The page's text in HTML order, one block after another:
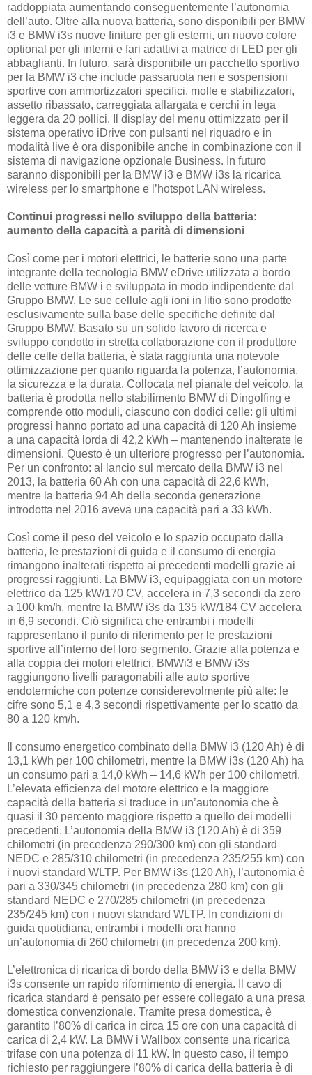
raddoppiata aumentando conseguentemente l’autonomia
dell’auto. Oltre alla nuova batteria, sono disponibili per BMW
i3 e BMW i3s nuove finiture per gli esterni, un nuovo colore
optional per gli interni e fari adattivi a matrice di LED per gli
abbaglianti. In futuro, sarà disponibile un pacchetto sportivo
per la BMW i3 che include passaruota neri e sospensioni
sportive con ammortizzatori specifici, molle e stabilizzatori,
assetto ribassato, carreggiata allargata e cerchi in lega
leggera da 20 pollici. Il display del menu ottimizzato per il
sistema operativo iDrive con pulsanti nel riquadro e in
modalità live è ora disponibile anche in combinazione con il
sistema di navigazione opzionale Business. In futuro
saranno disponibili per la BMW i3 e BMW i3s la ricarica
wireless per lo smartphone e l’hotspot LAN wireless.
Continui progressi nello sviluppo della batteria:
aumento della capacità a parità di dimensioni
Così come per i motori elettrici, le batterie sono una parte
integrante della tecnologia BMW eDrive utilizzata a bordo
delle vetture BMW i e sviluppata in modo indipendente dal
Gruppo BMW. Le sue cellule agli ioni in litio sono prodotte
esclusivamente sulla base delle specifiche definite dal
Gruppo BMW. Basato su un solido lavoro di ricerca e
sviluppo condotto in stretta collaborazione con il produttore
delle celle della batteria, è stata raggiunta una notevole
ottimizzazione per quanto riguarda la potenza, l’autonomia,
la sicurezza e la durata. Collocata nel pianale del veicolo, la
batteria è prodotta nello stabilimento BMW di Dingolfing e
comprende otto moduli, ciascuno con dodici celle: gli ultimi
progressi hanno portato ad una capacità di 120 Ah insieme
a una capacità lorda di 42,2 kWh – mantenendo inalterate le
dimensioni. Questo è un ulteriore progresso per l’autonomia.
Per un confronto: al lancio sul mercato della BMW i3 nel
2013, la batteria 60 Ah con una capacità di 22,6 kWh,
mentre la batteria 94 Ah della seconda generazione
introdotta nel 2016 aveva una capacità pari a 33 kWh.
Così come il peso del veicolo e lo spazio occupato dalla
batteria, le prestazioni di guida e il consumo di energia
rimangono inalterati rispetto ai precedenti modelli grazie ai
progressi raggiunti. La BMW i3, equipaggiata con un motore
elettrico da 125 kW/170 CV, accelera in 7,3 secondi da zero
a 100 km/h, mentre la BMW i3s da 135 kW/184 CV accelera
in 6,9 secondi. Ciò significa che entrambi i modelli
rappresentano il punto di riferimento per le prestazioni
sportive all’interno del loro segmento. Grazie alla potenza e
alla coppia dei motori elettrici, BMWi3 e BMW i3s
raggiungono livelli paragonabili alle auto sportive
endotermiche con potenze considerevolmente più alte: le
cifre sono 5,1 e 4,3 secondi rispettivamente per lo scatto da
80 a 120 km/h.
Il consumo energetico combinato della BMW i3 (120 Ah) è di
13,1 kWh per 100 chilometri, mentre la BMW i3s (120 Ah) ha
un consumo pari a 14,0 kWh – 14,6 kWh per 100 chilometri.
L’elevata efficienza del motore elettrico e la maggiore
capacità della batteria si traduce in un’autonomia che è
quasi il 30 percento maggiore rispetto a quello dei modelli
precedenti. L’autonomia della BMW i3 (120 Ah) è di 359
chilometri (in precedenza 290/300 km) con gli standard
NEDC e 285/310 chilometri (in precedenza 235/255 km) con
i nuovi standard WLTP. Per BMW i3s (120 Ah), l’autonomia è
pari a 330/345 chilometri (in precedenza 280 km) con gli
standard NEDC e 270/285 chilometri (in precedenza
235/245 km) con i nuovi standard WLTP. In condizioni di
guida quotidiana, entrambi i modelli ora hanno
un’autonomia di 260 chilometri (in precedenza 200 km).
L’elettronica di ricarica di bordo della BMW i3 e della BMW
i3s consente un rapido rifornimento di energia. Il cavo di
ricarica standard è pensato per essere collegato a una presa
domestica convenzionale. Tramite presa domestica, è
garantito l’80% di carica in circa 15 ore con una capacità di
carica di 2,4 kW. La BMW i Wallbox consente una ricarica
trifase con una potenza di 11 kW. In questo caso, il tempo
richiesto per raggiungere l’80% di carica della batteria è di